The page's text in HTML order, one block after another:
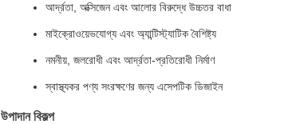
আর্দ্রতা, অক্সিজেন এবং আলোর বিরুদ্ধে উচ্চতর বাধা
মাইক্রোওয়েভযোগ্য এবং অ্যান্টিস্ট্যাটিক বৈশিষ্ট্য
নমনীয়, জলরোধী এবং আর্দ্রতা-প্রতিরোধী নির্মাণ
স্বাস্থ্যকর পণ্য সংরক্ষণের জন্য এসেপটিক ডিজাইন
উপাদান বিকল্প